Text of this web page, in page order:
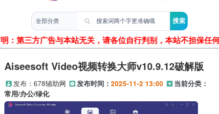
明：第三方广告与本站无关，请各位自行判别，本站不担保
Aiseesoft Video视频转换大师v10.9.12破解版
发布： 678辅助网 发布时间： 2025-11-2 13:00
当前分类：
常用/办公/绿化